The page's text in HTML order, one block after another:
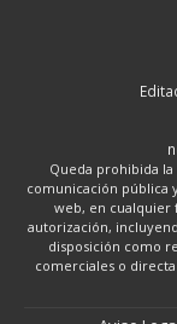
Queda prohibida
comunicación pública
web, en cualquier
autorización,
disposición como
comerciales o